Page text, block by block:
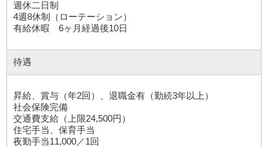
週休二日制
4週8休制（ローテーション）
有給休暇 6ヶ月経過後10日
待遇
昇給、賞与（年2回）、退職金有（勤続3年以上）
社会保険完備
交通費支給（上限24,500円）
住宅手当、保育手当
夜勤手当11,000／1回